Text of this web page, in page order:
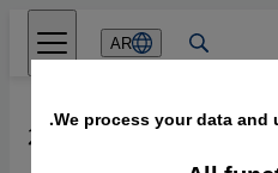
AR
الألماني ·
25.08.2014
We process your data and